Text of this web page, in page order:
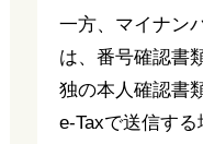
一方、マイナン
は、番号確認書
独の本人確認書
e-Taxで送信す